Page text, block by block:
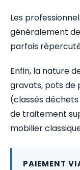
Les
généralement
parfois
Enfin, la nature
gravats, pots de
(classés
de traitement
mobilier
PAIEMENT